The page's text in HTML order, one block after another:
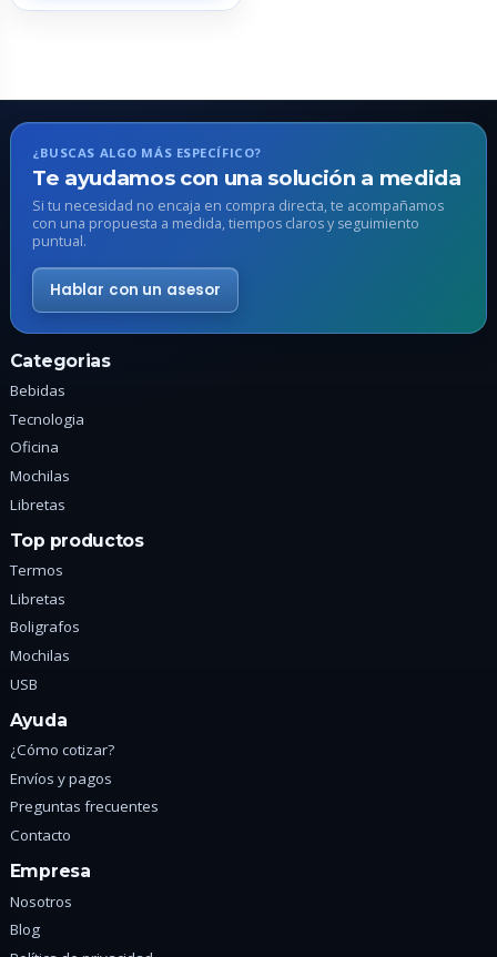
múltiples
opciones
se
pueden
elegir
en
la
de
producto
¿BUSCAS ALGO MÁS ESPECÍFICO?
Te ayudamos con una solución a medida
Si tu necesidad no encaja en compra directa, te acompañamos
con una propuesta a medida, tiempos claros y seguimiento
puntual.
Hablar con un asesor
Categorias
Bebidas
Tecnologia
Oficina
Mochilas
Libretas
Top productos
Termos
Libretas
Boligrafos
Mochilas
USB
Ayuda
¿Cómo cotizar?
Envíos y pagos
Preguntas frecuentes
Contacto
Empresa
Nosotros
Blog